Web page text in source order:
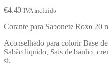
€4.40 IVA incluido
Corante para Sabonete Roxo 20
Aconselhado para colorir Base
Sabão liquido, Sais de banho,
si.